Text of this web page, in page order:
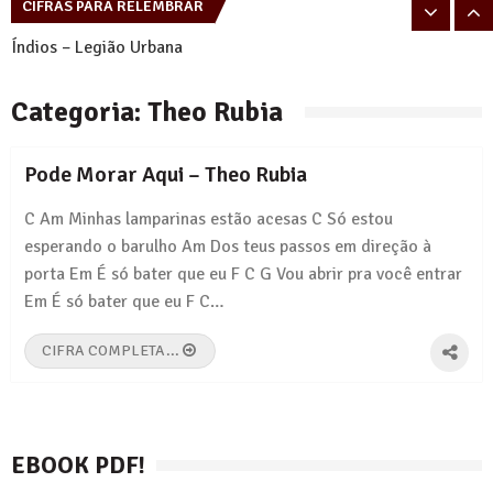
CIFRAS PARA RELEMBRAR
Índios – Legião Urbana
Pais e Filhos – Legião Urbana
Tempo Perdido – Legião Urbana
Categoria: Theo Rubia
Pode Morar Aqui – Theo Rubia
C Am Minhas lamparinas estão acesas C Só estou
esperando o barulho Am Dos teus passos em direção à
porta Em É só bater que eu F C G Vou abrir pra você entrar
Em É só bater que eu F C…
CIFRA COMPLETA...
EBOOK PDF!